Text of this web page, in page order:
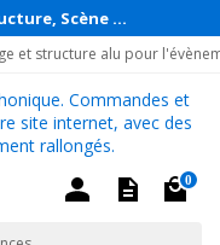
Scène ...
et structure alu pour
Commandes et
site internet, avec des
rallongés.
0